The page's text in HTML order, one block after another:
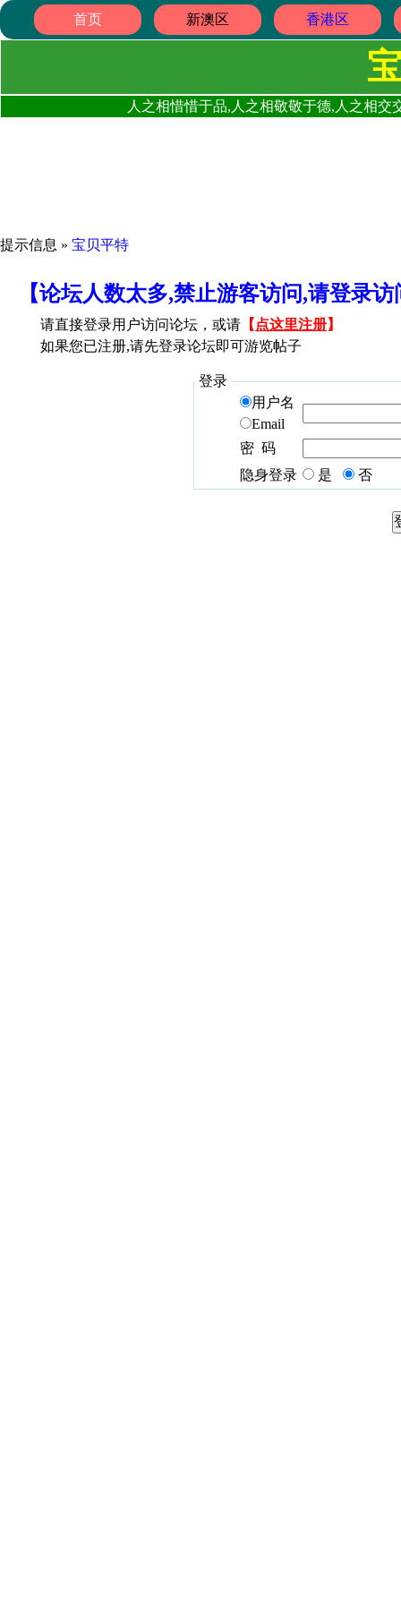
首页 新澳区 香港区
人之相惜惜于品,人之相敬敬于德,人之相
提示信息 » 宝贝平特
【论坛人数太多,禁止游客访问,请登录
请直接登录用户访问论坛，或请 【 点这里注册】
如果您已注册,请先登录论坛即可游览帖子
登录
用户名
Email
密 码
隐身登录
是 否